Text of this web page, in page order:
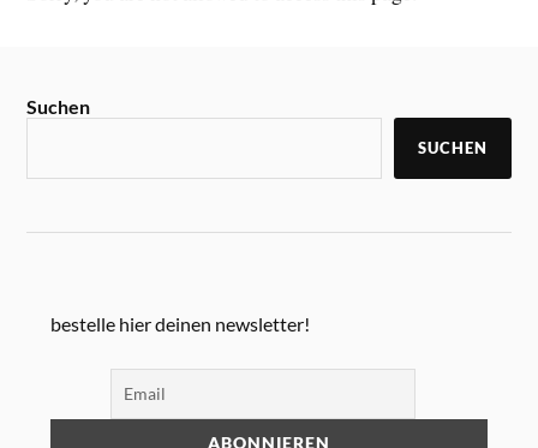
Suchen
SUCHEN
bestelle hier deinen newsletter!